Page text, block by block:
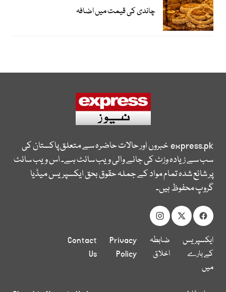
چاندی کی قیمت میں اضافہ
express.pkخبروں اور حالات حاضرہ سے متعلق پاکستان کی
سب سے زیادہ وزٹ کی جانے والی ویب سائٹ ہے۔ اس ویب سائٹ
پر شائع شدہ تمام مواد کے جملہ حقوق بحق ایکسپریس میڈیا
گروپ محفوظ ہیں۔
ایکسپریس
کے بارے
میں
ضابطہ
اخلاق
Privacy
Policy
Contact
Us